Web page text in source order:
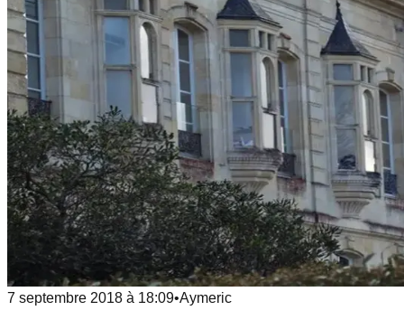
7 septembre 2018 à 18:09•Aymeric